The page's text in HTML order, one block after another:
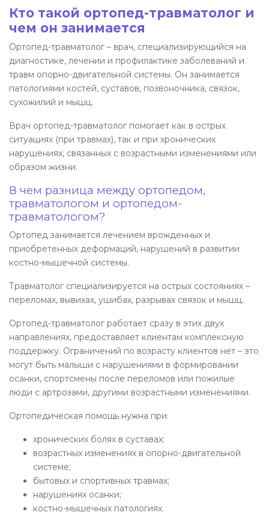
ортопеду
Запись на консультацию к врачу
Кто такой ортопед-травматолог и
чем он занимается
Ортопед-травматолог – врач, специализирующийся на
диагностике, лечении и профилактике заболеваний и
травм опорно-двигательной системы. Он занимается
патологиями костей, суставов, позвоночника, связок,
сухожилий и мышц.
Врач ортопед-травматолог помогает как в острых
ситуациях (при травмах), так и при хронических
нарушениях, связанных с возрастными изменениями или
образом жизни.
В чем разница между ортопедом,
травматологом и ортопедом-
травматологом?
Ортопед занимается лечением врожденных и
приобретенных деформаций, нарушений в развитии
костно-мышечной системы.
Травматолог специализируется на острых состояниях –
переломах, вывихах, ушибах, разрывах связок и мышц.
Ортопед-травматолог работает сразу в этих двух
направлениях, предоставляет клиентам комплексную
поддержку. Ограничений по возрасту клиентов нет – это
могут быть малыши с нарушениями в формировании
осанки, спортсмены после переломов или пожилые
люди с артрозами, другими возрастными изменениями.
Ортопедическая помощь нужна при:
хронических болях в суставах;
возрастных изменениях в опорно-двигательной
системе;
бытовых и спортивных травмах;
нарушениях осанки;
костно-мышечных патологиях.